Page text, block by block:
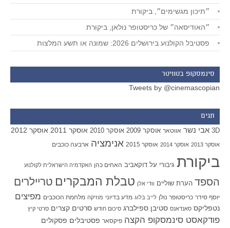
״תיכון מגשימים״, ביקורת
״האודיסאה״ של כריסטופר נולאן, ביקורת
פסטיבל הקולנוע בירושלים 2026: שמונה או תשע המלצות
סינמסקופ בטוויטר
Tweets by @cinemascopian
תגים
3D אבי נשר אווטאר אוסקר 2009 אוסקר 2010 אוסקר 2011 אוסקר 2012
אוסקר 2013 אוסקר 2014 אוסקר 2015 אנימציה ארבעה כוכבים
ביקורת גיבורי על דוקאביב האחים כהן האקדמיה הישראלית לקולנוע
הספד הערת שוליים וודי אלן טבלת המבקרים טריילרים
יוסף סידר כריסטופר נולן לייב בלוג מדע בדיוני מוזיקה מלחמת הכוכבים מפיצים
נטפליקס סאנדאנס סטיבן ספילברג סיכום חודש סרטים קצרים סרטי קיץ
פודקאסט סינמסקופ הקצה פיקסאר פסטיבלים פסקולים